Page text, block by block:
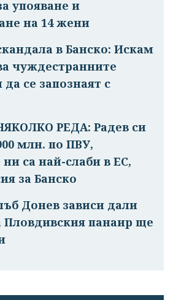
упояване и
на 14 жени
в Банско: Искам
чуждестранните
се запознаят с
РЕДА: Радев си
млн. по ПВУ,
са най-слаби в ЕС,
за Банско
Донев зависи дали
Пловдивския панаир ще